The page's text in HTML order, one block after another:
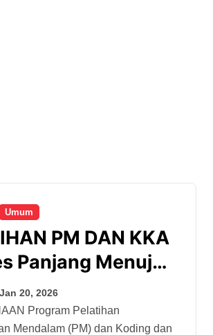
Umum
PM DAN KKA
Panjang Menuju
Kualitas
Jan 20, 2026
Mendalam (PM) dan Koding dan